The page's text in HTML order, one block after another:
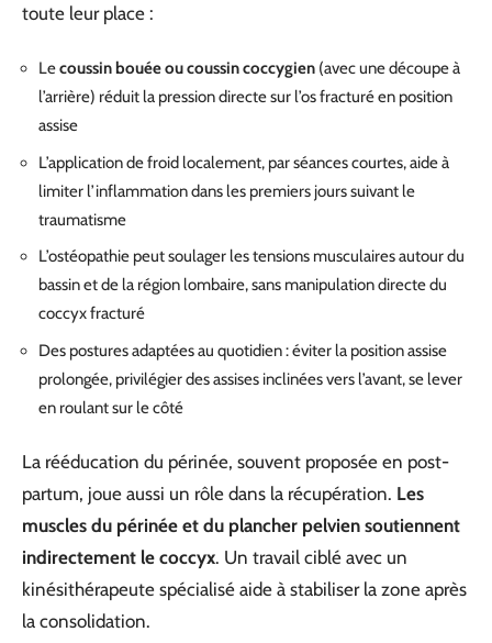
toute leur place :
Lecoussin bouée ou coussin coccygien (avec une découpe à
l’arrière) réduit la pression directe sur l’os fracturé en position
assise
L’application de froid localement, par séances courtes, aide à
limiter l’inflammation dans les premiers jours suivant le
traumatisme
L’ostéopathie peut soulager les tensions musculaires autour du
bassin et de la région lombaire, sans manipulation directe du
coccyx fracturé
Des postures adaptées au quotidien : éviter la position assise
prolongée, privilégier des assises inclinées vers l’avant, se lever
en roulant sur le côté
La rééducation du périnée, souvent proposée en post-
partum, joue aussi un rôle dans la récupération. Les
muscles du périnée et du plancher pelvien soutiennent
indirectement le coccyx. Un travail ciblé avec un
kinésithérapeute spécialisé aide à stabiliser la zone après
la consolidation.